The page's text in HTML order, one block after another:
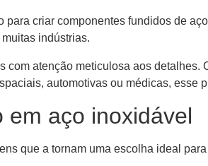
criar componentes fundidos de
indústrias.
atenção meticulosa aos
automotivas ou médicas, esse
em aço inoxidável
que a tornam uma escolha ideal